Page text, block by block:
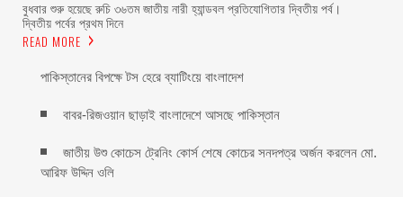
বুধবার শুরু হয়েছে রুচি ৩৬তম জাতীয় নারী হ্যান্ডবল প্রতিযোগিতার দ্বিতীয় পর্ব।
দ্বিতীয় পর্বের প্রথম দিনে
READ MORE
পাকিস্তানের বিপক্ষে টস হেরে ব্যাটিংয়ে বাংলাদেশ
বাবর-রিজওয়ান ছাড়াই বাংলাদেশে আসছে পাকিস্তান
জাতীয় উশু কোচেস ট্রেনিং কোর্স শেষে কোচের সনদপত্র অর্জন করলেন মো.
আরিফ উদ্দিন ওলি